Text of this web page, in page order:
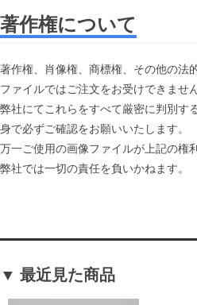
著作権について
著作権、肖像権、商標権、その他の法
ファイルではご注文をお受けできません
弊社にてこれらをすべて厳密に判別す
身で必ずご確認をお願いいたします。
万一ご使用の画像ファイルが上記の権
弊社では一切の責任を負いかねます。
▼ 最近見た商品